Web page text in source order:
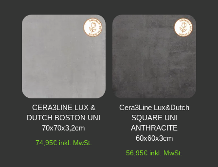
CERA3LINE LUX &
DUTCH BOSTON UNI
70x70x3,2cm
74,95€ inkl. MwSt.
Cera3Line Lux&Dutch
SQUARE UNI
ANTHRACITE
60x60x3cm
56,95€ inkl. MwSt.